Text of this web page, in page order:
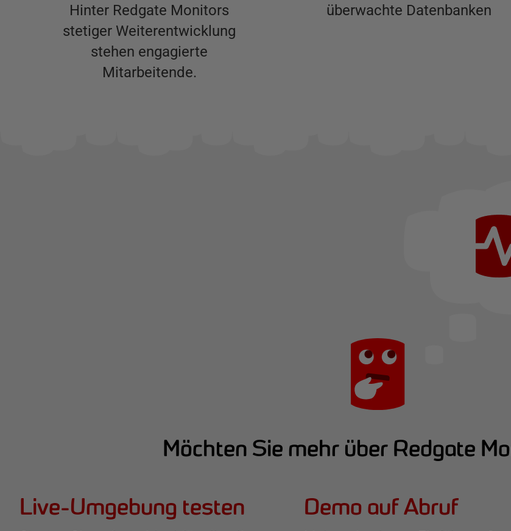
Hinter Redgate Monitors
stetiger Weiterentwicklung
stehen engagierte
Mitarbeitende.
überwachte Datenbanken
Möchten Sie mehr über Redgate
Live-Umgebung testen Demo auf Abruf